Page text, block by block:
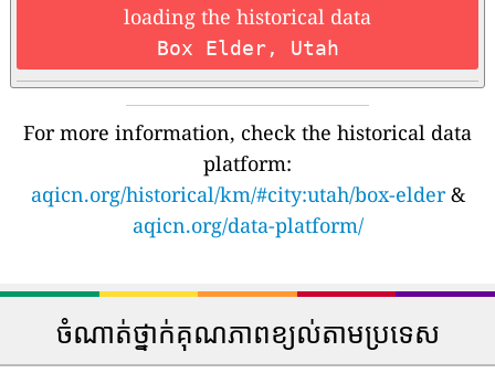
loading the historical data
Box Elder, Utah
For more information, check the historical data
platform:
aqicn.org/historical/km/#city:utah/box-elder&
aqicn.org/data-platform/
ចំណាត់ថ្នាក់គុណភាពខ្យល់តាមប្រទេស